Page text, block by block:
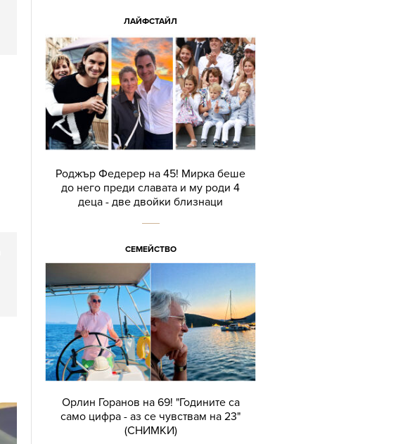
ЛАЙФСТАЙЛ
Роджър Федерер на 45! Мирка беше
до него преди славата и му роди 4
деца - две двойки близнаци
СЕМЕЙСТВО
Орлин Горанов на 69! "Годините са
само цифра - аз се чувствам на 23"
(СНИМКИ)